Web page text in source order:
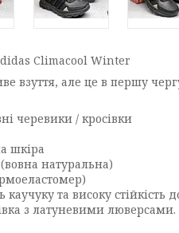
Climacool Winter
взуття, але це в першу
черевики / кросівки
шкіра
натуральна)
каучуку та високу стійкість
з латуневими люверсами.